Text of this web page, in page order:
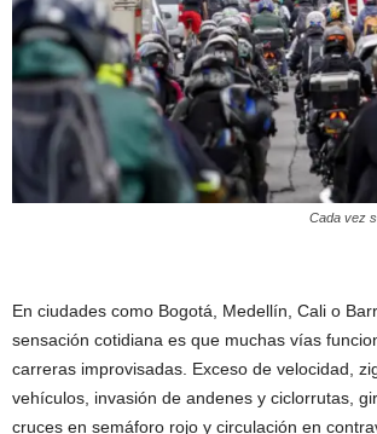
Cada vez
En ciudades como Bogotá, Medellín, Cali o
sensación cotidiana es que muchas vías
carreras improvisadas. Exceso de velocidad,
vehículos, invasión de andenes y ciclorrutas,
cruces en semáforo rojo y circulación en